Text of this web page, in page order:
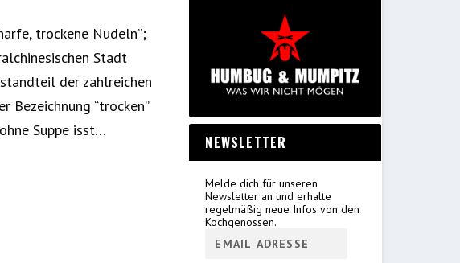
trockene Nudeln”;
Stadt
der zahlreichen
Bezeichnung “trocken”
Suppe isst…
NEWSLETTER
Melde dich für unseren
Newsletter an und erhalte
regelmäßig neue Infos von den
Kochgenossen.